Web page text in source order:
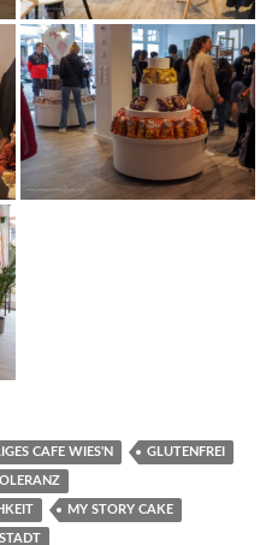
CAFE WIES'N GLUTENFREI
MY STORY CAKE